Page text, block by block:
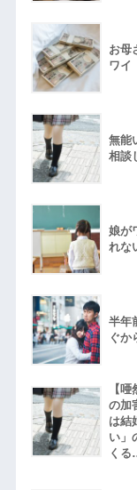
お母
ワイ
無能
相談
娘が
れな
半年
ぐか
【
の加
は結
い」
く